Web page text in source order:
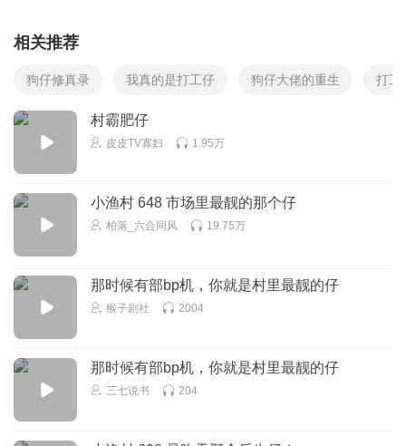
相关推荐
狗仔修真录 我真的是打工仔 狗仔大佬的重生 打工
村霸肥仔
皮皮TV寡妇 1.95万
小渔村 648 市场里最靓的那个仔
柏落_六合同风 19.75万
那时候有部bp机，你就是村里最靓的仔
猴子剧社 2004
那时候有部bp机，你就是村里最靓的仔
三七说书 204